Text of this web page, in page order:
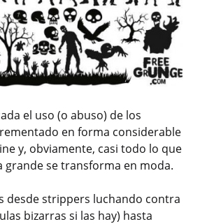
el uso (o abuso) de los
en forma considerable
y, obviamente, casi todo lo que
grande se transforma en moda.
desde strippers luchando contra
bizarras si las hay) hasta